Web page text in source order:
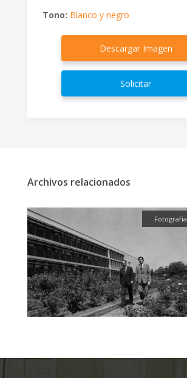
Tono: Blanco y negro
Descargar Imagen
Solicitar
Archivos relacionados
Fotografía